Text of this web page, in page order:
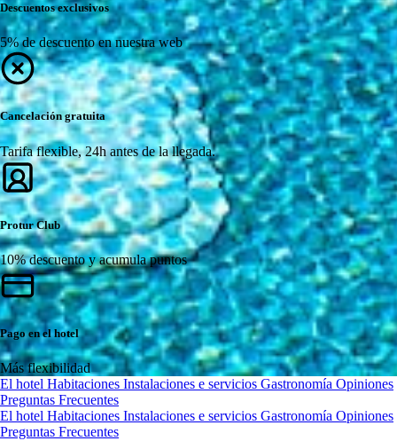
Descuentos exclusivos
5% de descuento en nuestra web
Cancelación gratuita
Tarifa flexible, 24h antes de la llegada.
Protur Club
10% descuento y acumula puntos
Pago en el hotel
Más flexibilidad
El hotel Habitaciones Instalaciones e servicios Gastronomía Opiniones
Preguntas Frecuentes
El hotel Habitaciones Instalaciones e servicios Gastronomía Opiniones
Preguntas Frecuentes